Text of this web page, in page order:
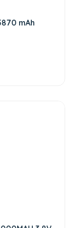
mAh